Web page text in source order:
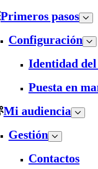
Primeros pasos
Configuración
Identidad
Puesta en
Mi audiencia
Gestión
Contactos